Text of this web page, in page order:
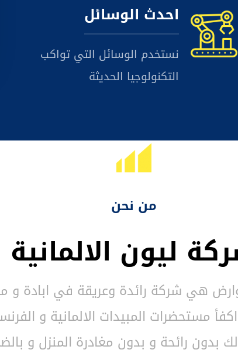
احدث الوسائل
نستخدم الوسائل التي تواكب
التكنولوجيا الحديثة
من نحن
ليون الالمانية
هي شركة رائدة وعريقة في ابادة و
مستحضرات المبيدات الالمانية و
رائحة و بدون مغادرة المنزل و بالضمان